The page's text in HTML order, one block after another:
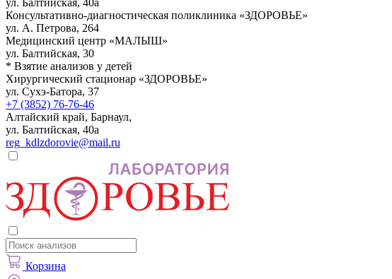
ул. Балтийская, 40а
Консультативно-диагностическая поликлиника «ЗДОРОВЬЕ»
ул. А. Петрова, 264
Медицинский центр «МАЛЫШ»
ул. Балтийская, 30
* Взятие анализов у детей
Хирургический стационар «ЗДОРОВЬЕ»
ул. Сухэ-Батора, 37
+7 (3852) 76-76-46
Алтайский край, Барнаул,
ул. Балтийская, 40а
reg_kdlzdorovie@mail.ru
Корзина